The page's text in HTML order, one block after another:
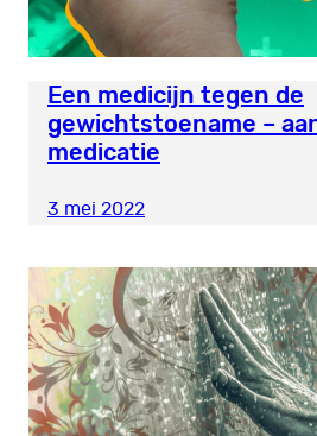
Een medicijn tegen de
gewichtstoename –
medicatie
3 mei 2022